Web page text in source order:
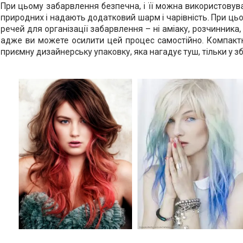
При цьому забарвлення безпечна, і її можна
природних і надають додатковий шарм і чарівність. При
речей для організації забарвлення – ні аміаку,
адже ви можете осилити цей процес самостійно.
приємну дизайнерську упаковку, яка нагадує туш, тільки у